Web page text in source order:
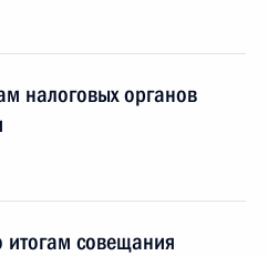
налоговых органов
итогам совещания